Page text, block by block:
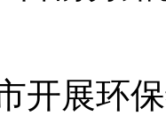
开展环